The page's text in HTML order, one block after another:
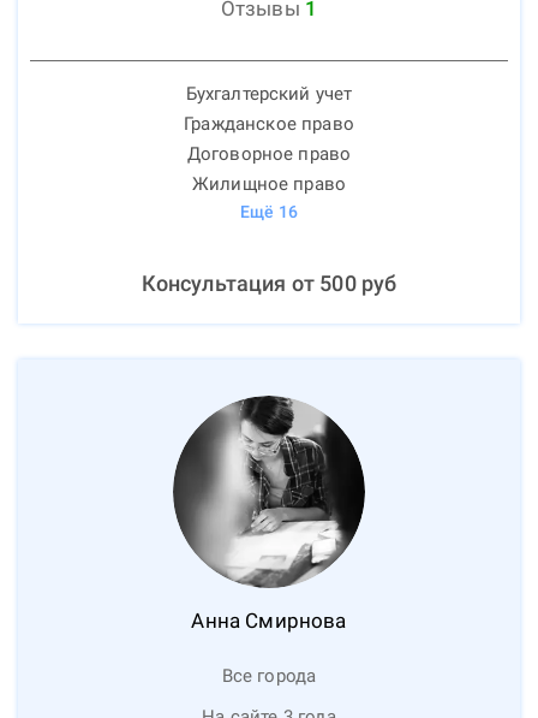
Отзывы 1
Бухгалтерский учет
Гражданское право
Договорное право
Жилищное право
Ещё 16
Консультация от 500руб
Анна Смирнова
Все города